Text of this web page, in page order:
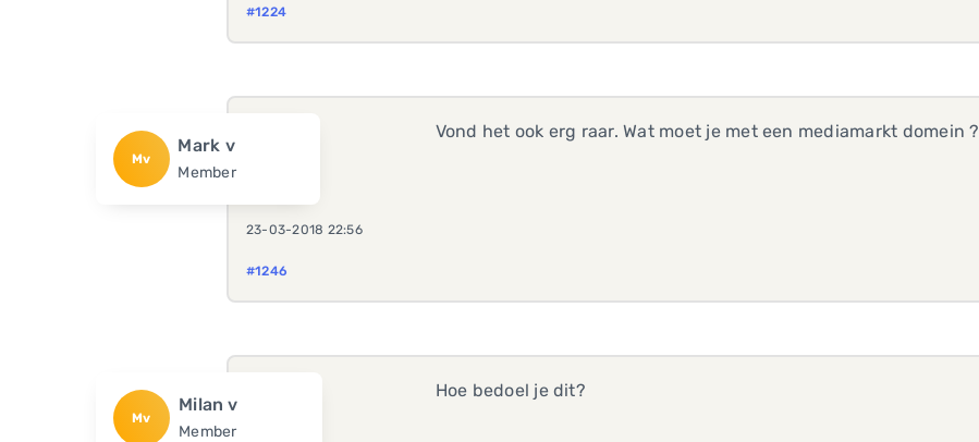
#1224
Mv
Mark v
Member
23-03-2018 22:56
#1246
Vond het ook erg raar. Wat moet je met een mediamarkt domein ?
Mv
Milan v
Member
Hoe bedoel je dit?